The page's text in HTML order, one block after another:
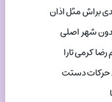
براش مثل اذان
شهر اصلی
کرمی تارا
حرکات دستت